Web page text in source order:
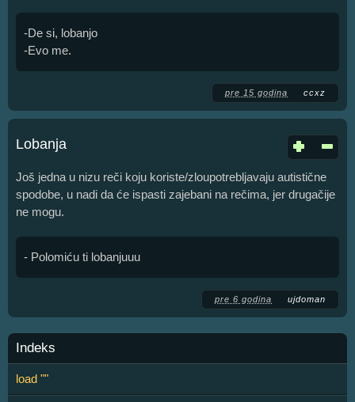
-De si, lobanjo
-Evo me.
pre 15 godina ccxz
Lobanja
Još jedna u nizu reči koju koriste/zloupotrebljavaju autistične
spodobe, u nadi da će ispasti zajebani na rečima, jer drugačije
ne mogu.
- Polomiću ti lobanjuuu
pre 6 godina ujdoman
Indeks
load ""